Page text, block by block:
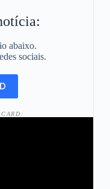
abaixo.
sociais.
CARD: